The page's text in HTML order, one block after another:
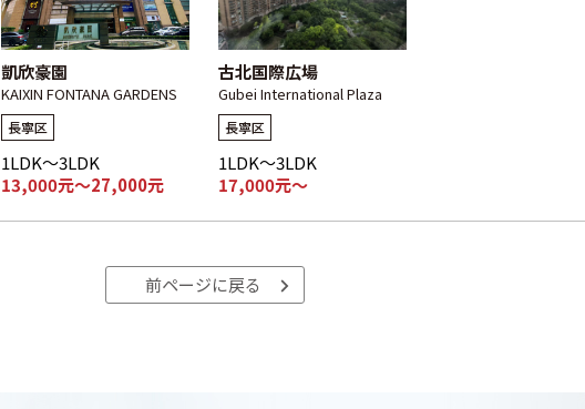
凱欣豪園
KAIXIN FONTANA GARDENS
長寧区
1LDK～3LDK
13,000元～27,000元
古北国際広場
Gubei International Plaza
長寧区
1LDK～3LDK
17,000元～
前ページに戻る